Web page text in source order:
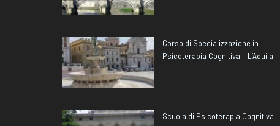
Corso di Specializzazione in
Psicoterapia Cognitiva – L’Aquila
Scuola di Psicoterapia Cognitiva –